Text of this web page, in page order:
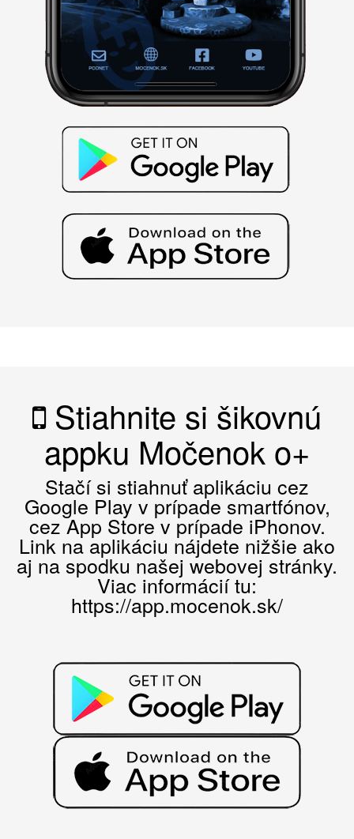
Stiahnite si šikovnú
appku Močenok o+
Stačí si stiahnuť aplikáciu cez
Google Play v prípade smartfónov,
cez App Store v prípade iPhonov.
Link na aplikáciu nájdete nižšie ako
aj na spodku našej webovej stránky.
Viac informácií tu:
https://app.mocenok.sk/